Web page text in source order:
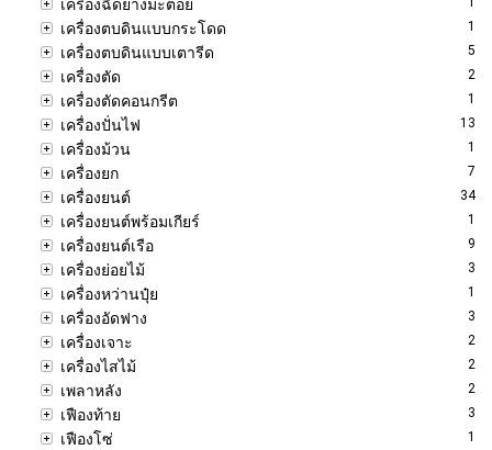
เครื่องฉีดยางมะตอย
เครื่องตบดินแบบกระโดด 1
เครื่องตบดินแบบเตารีด 5
เครื่องตัด 2
เครื่องตัดคอนกรีต 1
เครื่องปั่นไฟ 13
เครื่องม้วน 1
เครื่องยก 7
เครื่องยนต์ 34
เครื่องยนต์พร้อมเกียร์ 1
เครื่องยนต์เรือ 9
เครื่องย่อยไม้ 3
เครื่องหว่านปุ๋ย 1
เครื่องอัดฟาง 3
เครื่องเจาะ 2
เครื่องไสไม้ 2
เพลาหลัง 2
เฟืองท้าย 3
เฟืองโซ่ 1